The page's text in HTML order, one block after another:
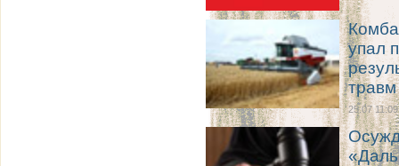
упал
25.07 11:09